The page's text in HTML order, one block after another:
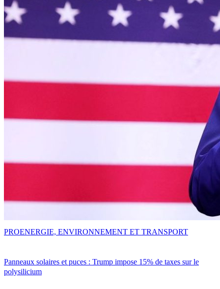
Panneaux solaires et puces : Trump impose 15% de taxes sur le
polysilicium
PROENERGIE, ENVIRONNEMENT ET TRANSPORT